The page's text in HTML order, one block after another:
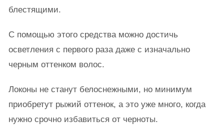
блестящими.
С помощью этого средства можно достичь
осветления с первого раза даже с изначально
черным оттенком волос.
Локоны не станут белоснежными, но минимум
приобретут рыжий оттенок, а это уже много, когда
нужно срочно избавиться от черноты.